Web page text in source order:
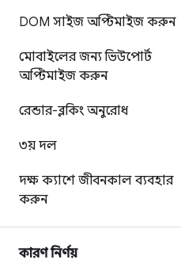
DOM সাইজ অপ্টিমাইজ করুন
মোবাইলের জন্য ভিউপোর্ট
অপ্টিমাইজ করুন
রেন্ডার-ব্লকিং অনুরোধ
৩য় দল
দক্ষ ক্যাশে জীবনকাল ব্যবহার
করুন
কারণ নির্ণয়